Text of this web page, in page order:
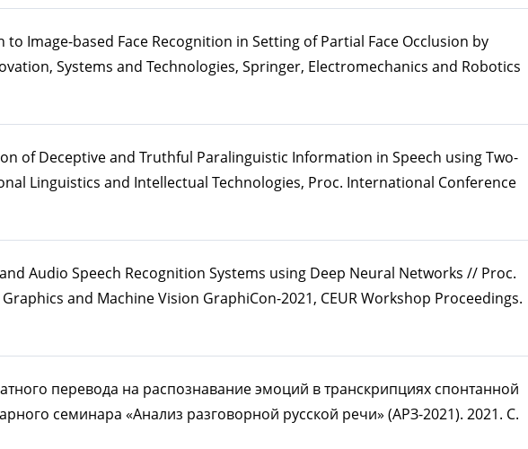
to Image-based Face Recognition in Setting of Partial Face Occlusion by
Systems and Technologies, Springer, Electromechanics and Robotics
of Deceptive and Truthful Paralinguistic Information in Speech using Two-
Linguistics and Intellectual Technologies, Proc. International Conference
Audio Speech Recognition Systems using Deep Neural Networks // Proc.
and Machine Vision GraphiCon-2021, CEUR Workshop Proceedings.
перевода на распознавание эмоций в транскрипциях спонтанной
семинара «Анализ разговорной русской речи» (АРЗ-2021). 2021. С.